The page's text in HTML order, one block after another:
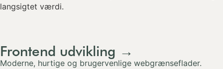
langsigtet værdi.
Frontend udvikling →
Moderne, hurtige og brugervenlige webgrænseflader.